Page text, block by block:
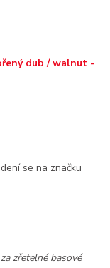
dub / walnut -
se na značku
zřetelné basové